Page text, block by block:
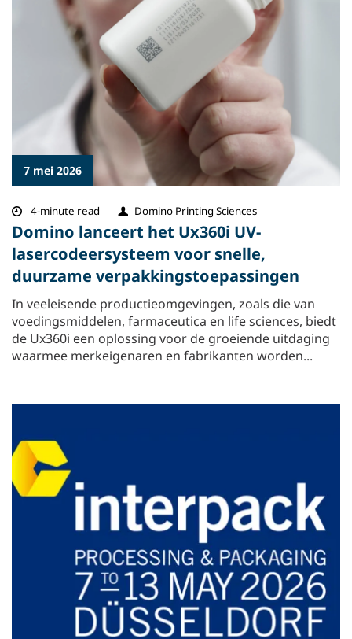
7 mei 2026
4-minute read Domino Printing Sciences
Domino lanceert het Ux360i UV-
lasercodeersysteem voor snelle,
duurzame verpakkingstoepassingen
In veeleisende productieomgevingen, zoals die van
voedingsmiddelen, farmaceutica en life sciences, biedt
de Ux360i een oplossing voor de groeiende uitdaging
waarmee merkeigenaren en fabrikanten worden...